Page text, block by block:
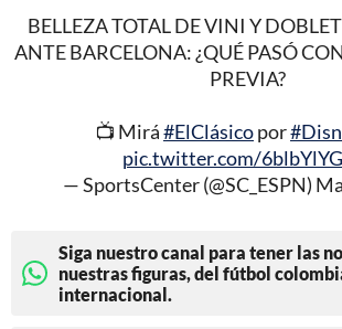
BELLEZA TOTAL DE VINI Y
ANTE BARCELONA: ¿QUÉ PASÓ
PREVIA?
📺 Mirá#ElClásicopor
pic.twitter.com/
— SportsCenter (@SC_ESPN)
Siga nuestro canal para tener las
nuestras figuras, del fútbol
internacional.